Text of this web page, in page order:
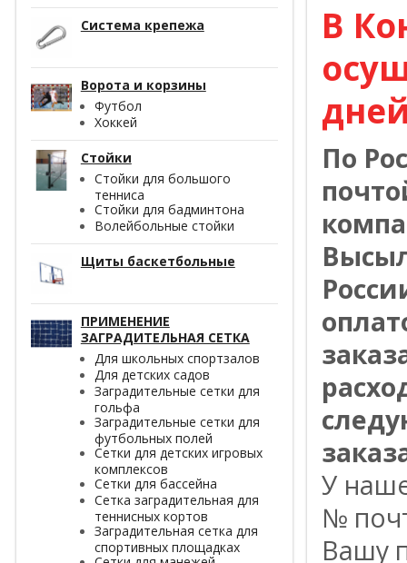
Система крепежа
Ворота и корзины
Футбол
Хоккей
Стойки
Стойки для большого
тенниса
Стойки для бадминтона
Волейбольные стойки
Щиты баскетбольные
ПРИМЕНЕНИЕ
ЗАГРАДИТЕЛЬНАЯ СЕТКА
Для школьных спортзалов
Для детских садов
Заградительные сетки для
гольфа
Заградительные сетки для
футбольных полей
Сетки для детских игровых
комплексов
Сетки для бассейна
Сетка заградительная для
теннисных кортов
Заградительная сетка для
спортивных площадках
В
По
У
№
Вашу